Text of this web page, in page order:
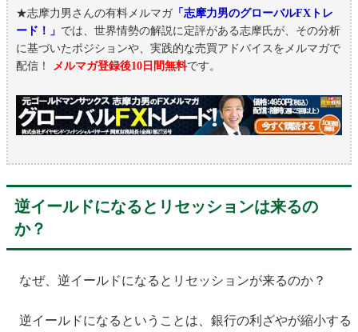
★志摩力男さんの有料メルマガ「志摩力男のグローバルFXトレ
ード！」 では、世界情勢の解説に定評がある志摩氏が、その分析
に基づいたポジションや、実践的な売買アドバイスをメルマガで
配信！
メルマガ登録後10日間無料です。
逆イールドになるとリセッションは来るの
か？
なぜ、逆イールドになるとリセッションが来るのか？
逆イールドになるということは、銀行の利ざやが縮小する